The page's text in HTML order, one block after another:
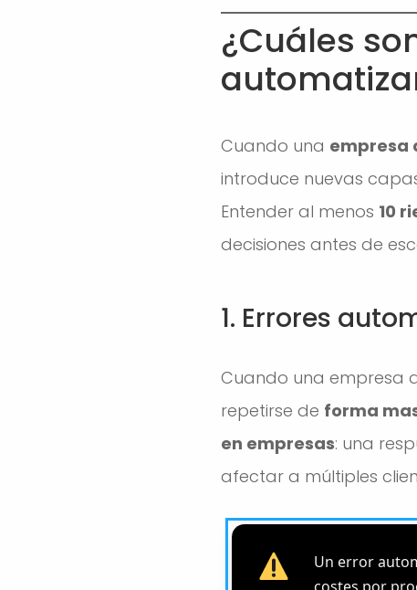
¿Cuáles
Cuando una empresa
introduce nuevas
Entender al menos 10
decisiones antes de
1. Errores
Cuando una empresa
repetirse de forma
en empresas: una
afectar a múltiples
Un error